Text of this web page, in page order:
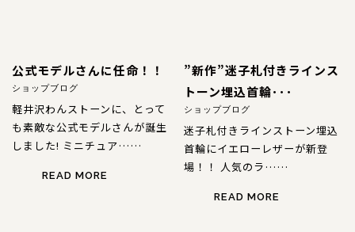
公式モデルさんに任命！！
ショップブログ
軽井沢わんストーンに、とって
も素敵な公式モデルさんが誕生
しました! ミニチュア……
READ MORE
”新作”迷子札付きラインス
トーン埋込首輪･･･
ショップブログ
迷子札付きラインストーン埋込
首輪にイエローレザーが新登
場！！ 人気のラ……
READ MORE